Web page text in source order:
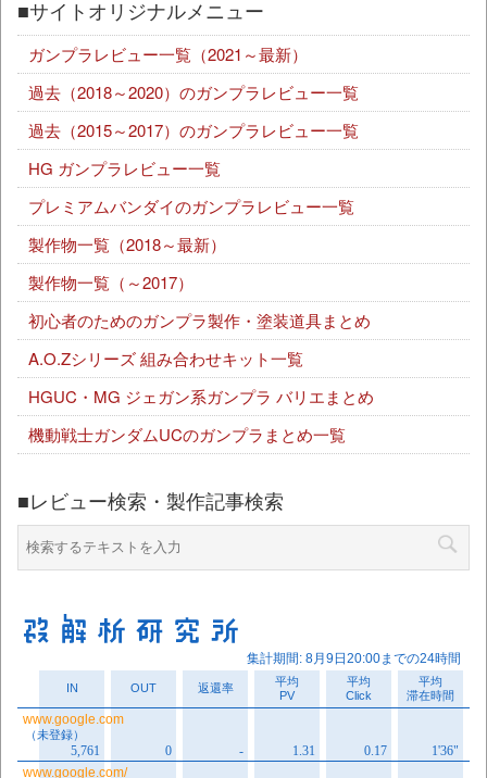
■サイトオリジナルメニュー
ガンプラレビュー一覧（2021～最新）
過去（2018～2020）のガンプラレビュー一覧
過去（2015～2017）のガンプラレビュー一覧
HG ガンプラレビュー一覧
プレミアムバンダイのガンプラレビュー一覧
製作物一覧（2018～最新）
製作物一覧（～2017）
初心者のためのガンプラ製作・塗装道具まとめ
A.O.Zシリーズ 組み合わせキット一覧
HGUC・MG ジェガン系ガンプラ バリエまとめ
機動戦士ガンダムUCのガンプラまとめ一覧
■レビュー検索・製作記事検索